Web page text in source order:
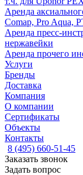
Аренда
Comap, Pro Aqua,
Аренда пресс-
нержавейки
Аренда прочего
Услуги
Бренды
Доставка
Компания
О компании
Сертификаты
Объекты
Контакты
8 (495) 660-51-45
Заказать звонок
Задать вопрос